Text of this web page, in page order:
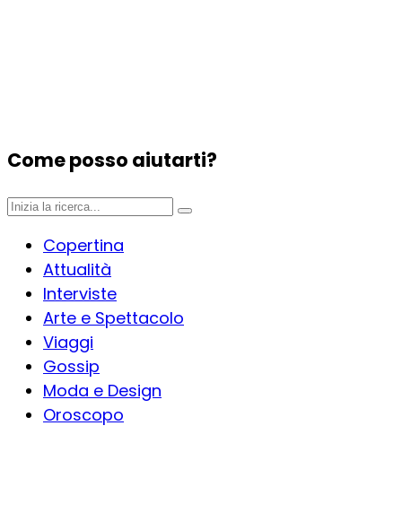
Come posso aiutarti?
Copertina
Attualità
Interviste
Arte e Spettacolo
Viaggi
Gossip
Moda e Design
Oroscopo